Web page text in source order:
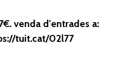
venda d'entrades a:
tuit.cat/02l77